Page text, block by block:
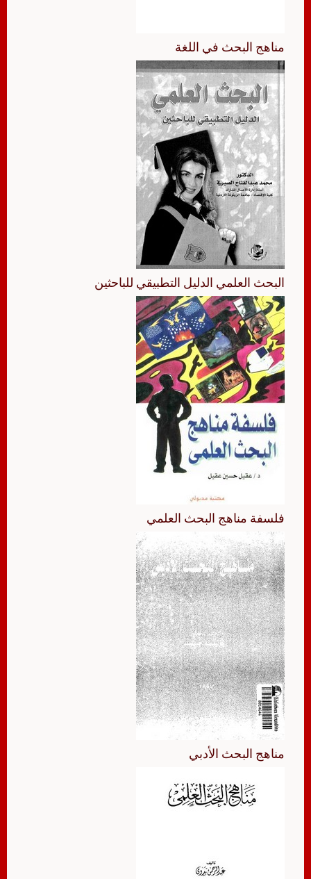
مناهج البحث في اللغة
البحث العلمي الدليل التطبيقي للباحثين
فلسفة مناهج البحث العلمي
مناهج البحث الأدبي